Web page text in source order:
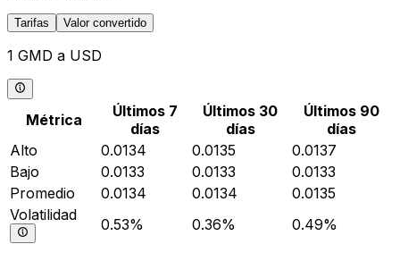
Tarifas Valor convertido
1 GMD a USD
Métrica
Últimos 7
días
Últimos 30
días
Últimos 90
días
Alto
0.0134 0.0135
0.0137
Bajo
0.0133 0.0133
0.0133
Promedio
0.0134 0.0134
0.0135
Volatilidad
0.53% 0.36% 0.49%